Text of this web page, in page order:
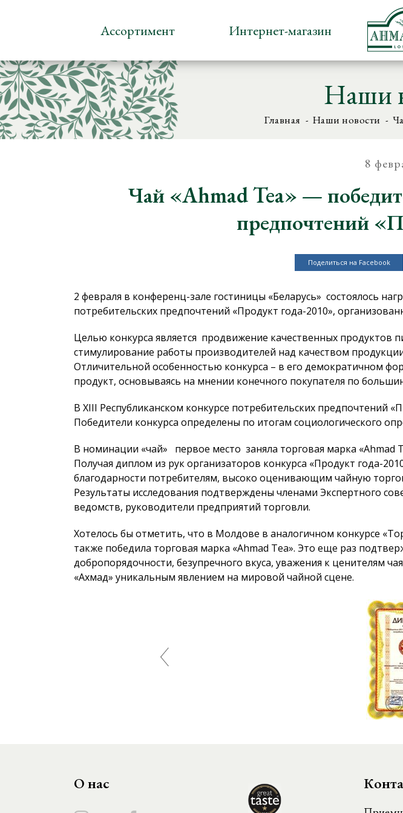
Ассортимент Интернет-магазин
Наши
Главная Наши новости
8
Чай «Ahmad Tea» —
предпочтений
Поделиться на Facebook
2 февраля в конференц-зале гостиницы «Беларусь» состоялось
потребительских предпочтений «Продукт года-2010»,
Целью конкурса является продвижение качественных продуктов
стимулирование работы производителей над качеством продукции
Отличительной особенностью конкурса – в его демократичном
продукт, основываясь на мнении конечного покупателя по
В ХIII Республиканском конкурсе потребительских предпочтений
Победители конкурса определены по итогам социологического
В номинации «чай» первое место заняла торговая марка «Ahmad
Получая диплом из рук организаторов конкурса «Продукт года-
благодарности потребителям, высоко оценивающим чайную
Результаты исследования подтверждены членами Экспертного
ведомств, руководители предприятий торговли.
Хотелось бы отметить, что в Молдове в аналогичном конкурсе
также победила торговая марка «Ahmad Tea». Это еще раз
добропорядочности, безупречного вкуса, уважения к ценителям
«Ахмад» уникальным явлением на мировой чайной сцене.
О нас